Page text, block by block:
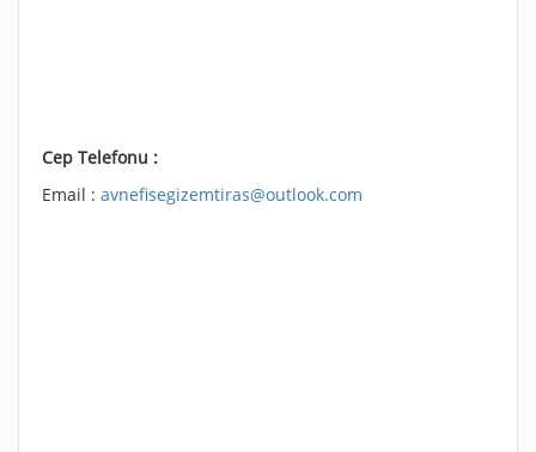
Cep Telefonu :
Email : avnefisegizemtiras@outlook.com